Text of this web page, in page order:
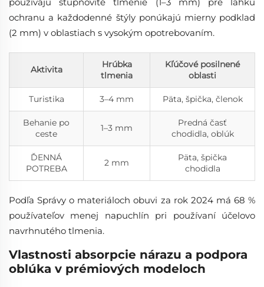
ochranu a každodenné štýly ponúkajú mierny podklad
(2 mm) v oblastiach s vysokým opotrebovaním.
Aktivita
Hrúbka
tlmenia
Kľúčové posilnené
oblasti
Turistika 3–4 mm Päta, špička, členok
Behanie po
ceste
1–3 mm
Predná časť
chodidla, oblúk
ĎENNÁ
POTREBA
2 mm
Päta, špička
chodidla
Podľa Správy o materiáloch obuvi za rok 2024 má 68 %
používateľov menej napuchlín pri používaní účelovo
navrhnutého tlmenia.
Vlastnosti absorpcie nárazu a podpora
oblúka v prémiových modeloch